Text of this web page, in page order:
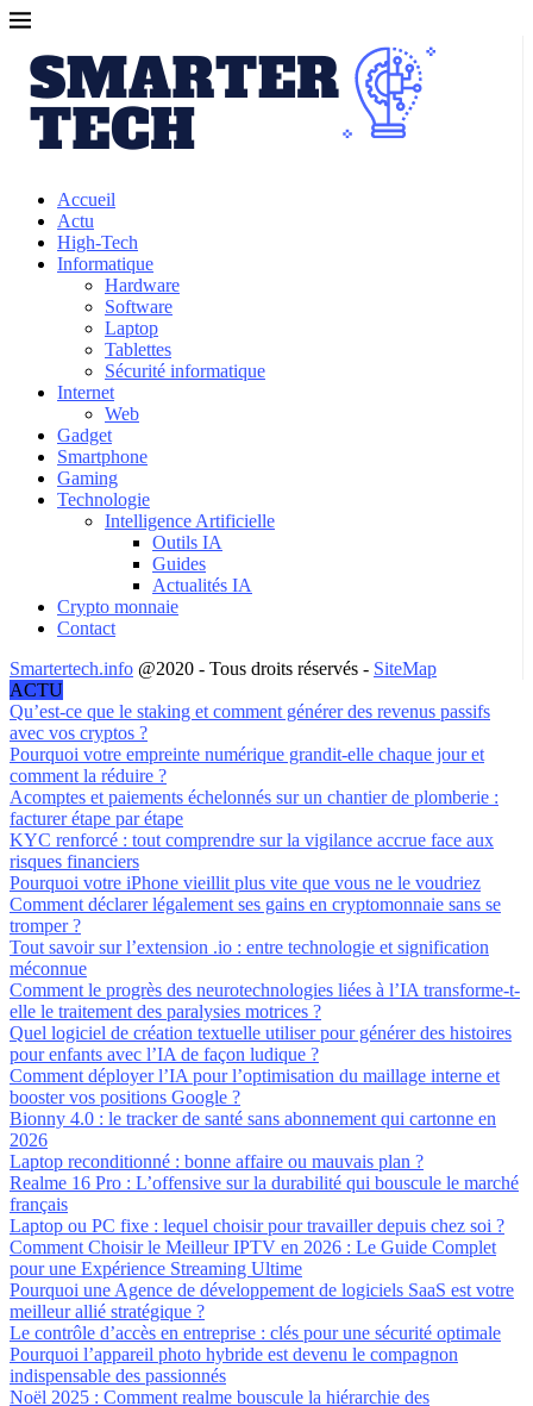
Accueil
Actu
High-Tech
Informatique
Hardware
Software
Laptop
Tablettes
Sécurité informatique
Internet
Web
Gadget
Smartphone
Gaming
Technologie
Intelligence Artificielle
Outils IA
Guides
Actualités IA
Crypto monnaie
Contact
Smartertech.info @2020 - Tous droits réservés - SiteMap
ACTU
Qu’est-ce que le staking et comment générer des revenus passifs
avec vos cryptos ?
Pourquoi votre empreinte numérique grandit-elle chaque jour et
comment la réduire ?
Acomptes et paiements échelonnés sur un chantier de plomberie :
facturer étape par étape
KYC renforcé : tout comprendre sur la vigilance accrue face aux
risques financiers
Pourquoi votre iPhone vieillit plus vite que vous ne le voudriez
Comment déclarer légalement ses gains en cryptomonnaie sans se
tromper ?
Tout savoir sur l’extension .io : entre technologie et signification
méconnue
Comment le progrès des neurotechnologies liées à l’IA transforme-t-
elle le traitement des paralysies motrices ?
Quel logiciel de création textuelle utiliser pour générer des histoires
pour enfants avec l’IA de façon ludique ?
Comment déployer l’IA pour l’optimisation du maillage interne et
booster vos positions Google ?
Bionny 4.0 : le tracker de santé sans abonnement qui cartonne en
2026
Laptop reconditionné : bonne affaire ou mauvais plan ?
Realme 16 Pro : L’offensive sur la durabilité qui bouscule le marché
français
Laptop ou PC fixe : lequel choisir pour travailler depuis chez soi ?
Comment Choisir le Meilleur IPTV en 2026 : Le Guide Complet
pour une Expérience Streaming Ultime
Pourquoi une Agence de développement de logiciels SaaS est votre
meilleur allié stratégique ?
Le contrôle d’accès en entreprise : clés pour une sécurité optimale
Pourquoi l’appareil photo hybride est devenu le compagnon
indispensable des passionnés
Noël 2025 : Comment realme bouscule la hiérarchie des